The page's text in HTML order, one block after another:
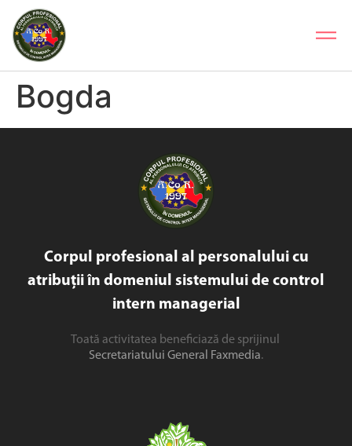
Bogda
Corpul profesional al personalului cu
atribuții în domeniul sistemului de control
intern managerial
Toată activitatea beneficiază de sprijinul
Secretariatului General Faxmedia.